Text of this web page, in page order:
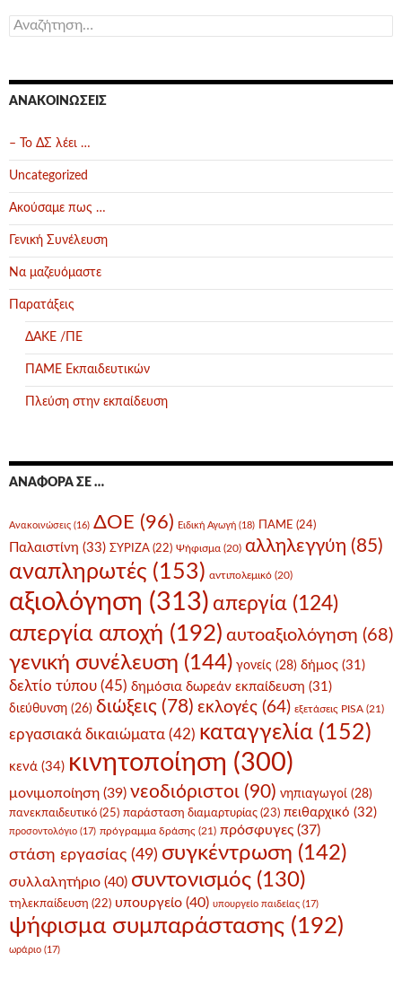
Αναζήτηση
για:
ΑΝΑΚΟΙΝΏΣΕΙΣ
– Το ΔΣ λέει …
Uncategorized
Ακούσαμε πως …
Γενική Συνέλευση
Να μαζευόμαστε
Παρατάξεις
ΔΑΚΕ /ΠΕ
ΠΑΜΕ Εκπαιδευτικών
Πλεύση στην εκπαίδευση
ΑΝΑΦΟΡΆ ΣΕ …
Ανακοινώσεις (16) ΔΟΕ (96) Ειδική Αγωγή (18) ΠΑΜΕ (24)
Παλαιστίνη (33) ΣΥΡΙΖΑ (22) Ψήφισμα (20) αλληλεγγύη (85)
αναπληρωτές (153) αντιπολεμικό (20)
αξιολόγηση (313) απεργία (124)
απεργία αποχή (192) αυτοαξιολόγηση (68)
γενική συνέλευση (144) γονείς (28) δήμος (31)
δελτίο τύπου (45) δημόσια δωρεάν εκπαίδευση (31)
διεύθυνση (26) διώξεις (78) εκλογές (64) εξετάσεις PISA (21)
εργασιακά δικαιώματα (42) καταγγελία (152)
κενά (34) κινητοποίηση (300)
μονιμοποίηση (39) νεοδιόριστοι (90) νηπιαγωγοί (28)
πανεκπαιδευτικό (25) παράσταση διαμαρτυρίας (23) πειθαρχικό (32)
προσοντολόγιο (17) πρόγραμμα δράσης (21) πρόσφυγες (37)
στάση εργασίας (49) συγκέντρωση (142)
συλλαλητήριο (40) συντονισμός (130)
τηλεκπαίδευση (22) υπουργείο (40) υπουργείο παιδείας (17)
ψήφισμα συμπαράστασης (192)
ωράριο (17)